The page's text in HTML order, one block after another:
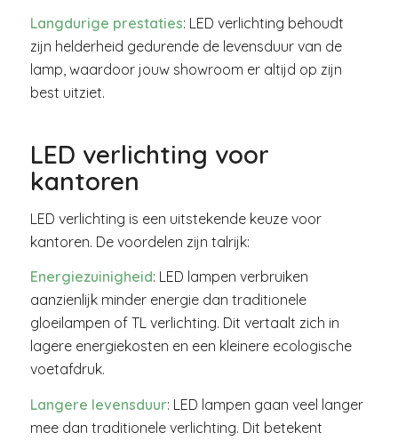
Langdurige prestaties: LED verlichting behoudt
zijn helderheid gedurende de levensduur van de
lamp, waardoor jouw showroom er altijd op zijn
best uitziet.
LED verlichting voor
kantoren
LED verlichting is een uitstekende keuze voor
kantoren. De voordelen zijn talrijk:
Energiezuinigheid: LED lampen verbruiken
aanzienlijk minder energie dan traditionele
gloeilampen of TL verlichting. Dit vertaalt zich in
lagere energiekosten en een kleinere ecologische
voetafdruk.
Langere levensduur: LED lampen gaan veel langer
mee dan traditionele verlichting. Dit betekent